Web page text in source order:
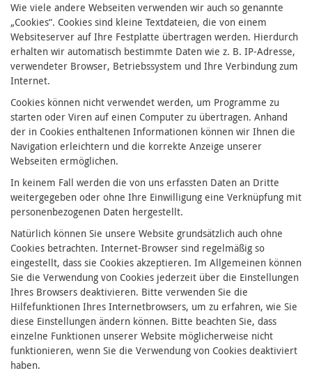
Wie viele andere Webseiten verwenden wir auch so genannte
„Cookies“. Cookies sind kleine Textdateien, die von einem
Websiteserver auf Ihre Festplatte übertragen werden. Hierdurch
erhalten wir automatisch bestimmte Daten wie z. B. IP-Adresse,
verwendeter Browser, Betriebssystem und Ihre Verbindung zum
Internet.
Cookies können nicht verwendet werden, um Programme zu
starten oder Viren auf einen Computer zu übertragen. Anhand
der in Cookies enthaltenen Informationen können wir Ihnen die
Navigation erleichtern und die korrekte Anzeige unserer
Webseiten ermöglichen.
In keinem Fall werden die von uns erfassten Daten an Dritte
weitergegeben oder ohne Ihre Einwilligung eine Verknüpfung mit
personenbezogenen Daten hergestellt.
Natürlich können Sie unsere Website grundsätzlich auch ohne
Cookies betrachten. Internet-Browser sind regelmäßig so
eingestellt, dass sie Cookies akzeptieren. Im Allgemeinen können
Sie die Verwendung von Cookies jederzeit über die Einstellungen
Ihres Browsers deaktivieren. Bitte verwenden Sie die
Hilfefunktionen Ihres Internetbrowsers, um zu erfahren, wie Sie
diese Einstellungen ändern können. Bitte beachten Sie, dass
einzelne Funktionen unserer Website möglicherweise nicht
funktionieren, wenn Sie die Verwendung von Cookies deaktiviert
haben.